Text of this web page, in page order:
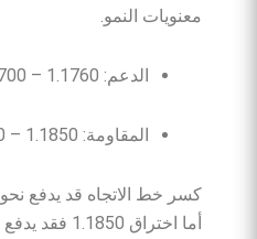
معنويات النمو.
الدعم: 1.1760 – 1.1700
المقاومة: 1.1850 – 1.1920
كسر خط الاتجاه قد يدفع نحو 1.1760.
أما اختراق 1.1850 فقد يدفع نحو 1.1920.